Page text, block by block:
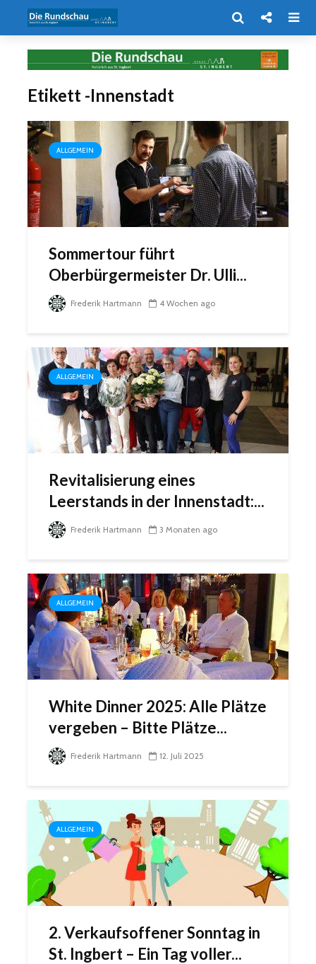
Etikett -Innenstadt
ALLGEMEIN
Sommertour führt
Oberbürgermeister Dr. Ulli...
Frederik Hartmann 4 Wochen ago
ALLGEMEIN
Revitalisierung eines
Leerstands in der Innenstadt:...
Frederik Hartmann 3 Monaten ago
ALLGEMEIN
White Dinner 2025: Alle Plätze
vergeben – Bitte Plätze...
Frederik Hartmann 12. Juli 2025
ALLGEMEIN
2. Verkaufsoffener Sonntag in
St. Ingbert – Ein Tag voller...